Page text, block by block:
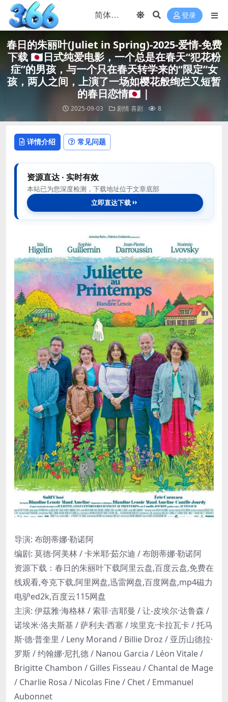
登录
春日的朱丽叶(Juliet in Spring)-2025-爱情-免费
下载 🇯🇵日式纯爱电影，一个总是在春天“犯花粉
症”的男孩，与一个只在春天转学来的“限定”女
孩，两人之间，上演了一场如樱花般绚烂又短暂
的春日恋情🇯🇵｜
2025-09-03 剧情喜剧 8
详情介绍 常见问题
资源直达 · 实时有效
本站已为您深度检测，下载地址位于文章底部
立即直达下载
导演: 布朗蒂娜·勒诺阿
编剧: 莫德·阿美林 / 卡米耶·茹尔迪 / 布朗蒂娜·勒诺阿
资源下载：春日的朱丽叶下载阿里云盘,百度云盘,免费在
线观看,夸克下载,阿里网盘,迅雷网盘,百度网盘,mp4磁力
电驴ed2k,百度云115网盘
主演: 伊茲雅·海格林 / 索菲·吉耶曼 / 让-皮埃尔·达鲁森 /
诺埃米·洛夫斯基 / 萨利夫·西塞 / 埃里克·卡拉瓦卡 / 托马
斯·德·普奎里 / Leny Morand / Billie Droz / 亚历山德拉·
罗斯 / 约翰娜·尼扎德 / Nanou Garcia / Léon Vitale /
Brigitte Chambon / Gilles Fisseau / Chantal de Mage
/ Charlie Rosa / Nicolas Fine / Chet / Emmanuel
Aubonnet